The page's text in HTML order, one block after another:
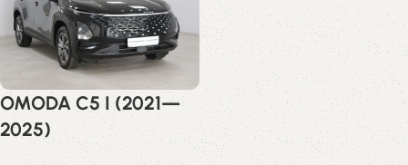
OMODA C5 I (2021—
2025)